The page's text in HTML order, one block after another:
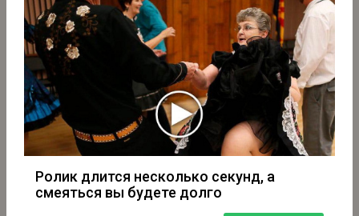
Ролик длится несколько секунд, а
смеяться вы будете долго